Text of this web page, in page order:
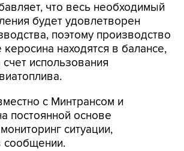
что весь необходимый
будет удовлетворен
поэтому производство
находятся в балансе,
использования
с Минтрансом и
постоянной основе
ситуации,
сообщении.